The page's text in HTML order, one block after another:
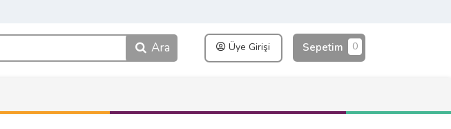
Ara Üye Girişi 0
Sepetim